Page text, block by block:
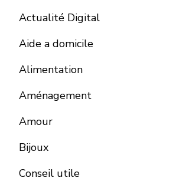
Actualité Digital
Aide a domicile
Alimentation
Aménagement
Amour
Bijoux
Conseil utile